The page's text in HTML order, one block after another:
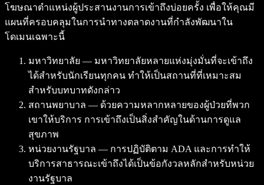
โฆษณาตำแหน่งผู้ประสานงานการเข้าถึงบ่อยครั้ง เพื่อให้คุณมี
แผนที่ครอบคลุมในการนำทางตลาดงานที่กำลังพัฒนาใน
โดเมนเฉพาะนี้
มหาวิทยาลัย — มหาวิทยาลัยหลายแห่งมุ่งมั่นที่จะเข้าถึง
ได้สำหรับนักเรียนทุกคน ทำให้เป็นสถานที่ที่เหมาะสม
สำหรับบทบาทดังกล่าว
สถานพยาบาล — ด้วยความหลากหลายของผู้ป่วยที่พวก
เขาให้บริการ การเข้าถึงเป็นสิ่งสำคัญในด้านการดูแล
สุขภาพ
หน่วยงานรัฐบาล — การปฏิบัติตาม ADA และการทำให้
บริการสาธารณะเข้าถึงได้เป็นข้อกังวลหลักสำหรับหน่วย
งานรัฐบาล